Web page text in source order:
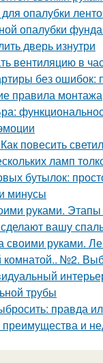
опалубки
опалубки
дверь изнутри
вентиляцию в
без ошибок:
правила монтажа
повесить
ламп
бутылок:
минусы
руками.
вашу
своими руками.
комнатой.. №2.
трубы
правда
и